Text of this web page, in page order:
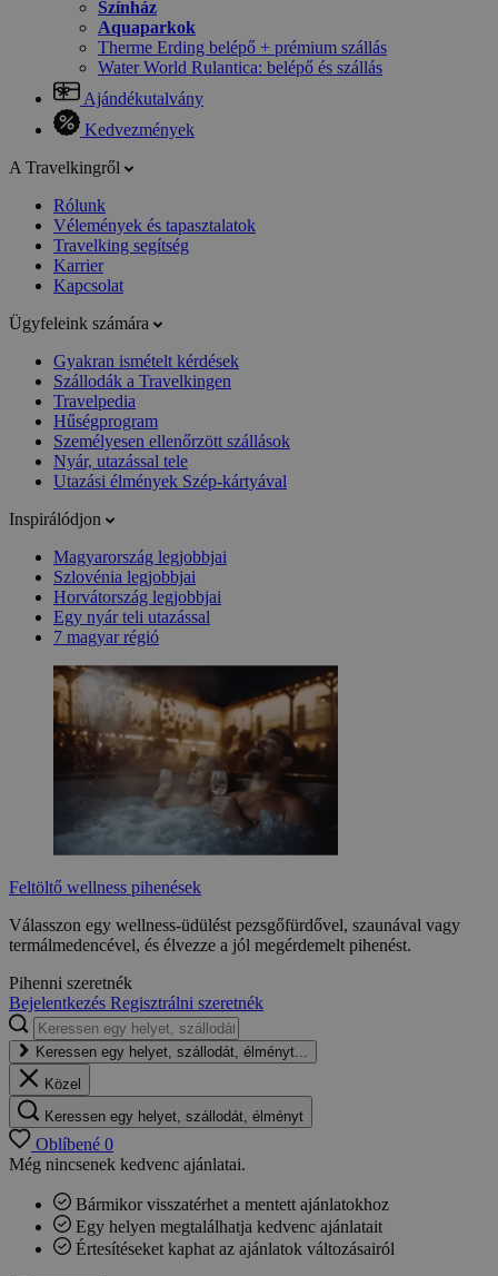
Színház
Aquaparkok
Therme Erding belépő + prémium szállás
Water World Rulantica: belépő és szállás
Ajándékutalvány
Kedvezmények
A Travelkingről
Rólunk
Vélemények és tapasztalatok
Travelking segítség
Karrier
Kapcsolat
Ügyfeleink számára
Gyakran ismételt kérdések
Szállodák a Travelkingen
Travelpedia
Hűségprogram
Személyesen ellenőrzött szállások
Nyár, utazással tele
Utazási élmények Szép-kártyával
Inspirálódjon
Magyarország legjobbjai
Szlovénia legjobbjai
Horvátország legjobbjai
Egy nyár teli utazással
7 magyar régió
Feltöltő wellness pihenések
Válasszon egy wellness-üdülést pezsgőfürdővel, szaunával vagy
termálmedencével, és élvezze a jól megérdemelt pihenést.
Pihenni szeretnék
Bejelentkezés Regisztrálni szeretnék
Keressen egy helyet, szállodát, élményt...
Közel
Keressen egy helyet, szállodát, élményt
Oblíbené 0
Még nincsenek kedvenc ajánlatai.
Bármikor visszatérhet a mentett ajánlatokhoz
Egy helyen megtalálhatja kedvenc ajánlatait
Értesítéseket kaphat az ajánlatok változásairól